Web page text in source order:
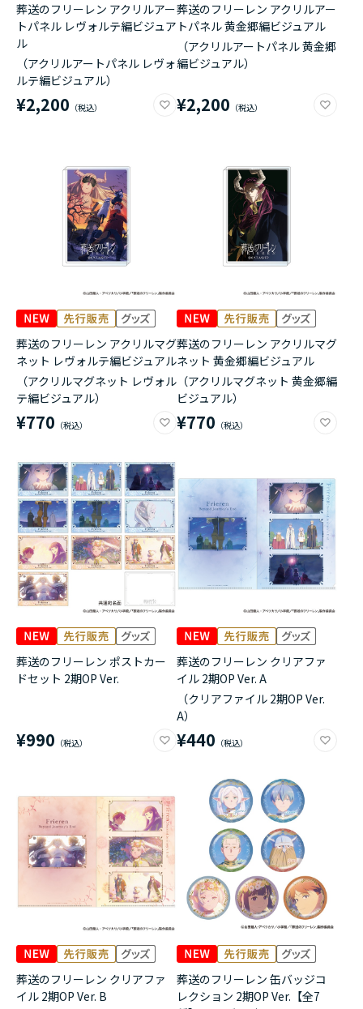
葬送のフリーレン アクリルアー
トパネル レヴォルテ編ビジュア
ル
（アクリルアートパネル レヴォ
ルテ編ビジュアル）
¥2,200
葬送のフリーレン アクリルアー
トパネル 黄金郷編ビジュアル
（アクリルアートパネル 黄金郷
編ビジュアル）
¥2,200
葬送のフリーレン アクリルマグ
ネット レヴォルテ編ビジュアル
（アクリルマグネット レヴォル
テ編ビジュアル）
¥770
葬送のフリーレン アクリルマグ
ネット 黄金郷編ビジュアル
（アクリルマグネット 黄金郷編
ビジュアル）
¥770
葬送のフリーレン ポストカー
ドセット 2期OP Ver.
¥990
葬送のフリーレン クリアファ
イル 2期OP Ver. A
（クリアファイル 2期OP Ver.
A）
¥440
葬送のフリーレン クリアファ
イル 2期OP Ver. B
葬送のフリーレン 缶バッジコ
レクション 2期OP Ver.【全7